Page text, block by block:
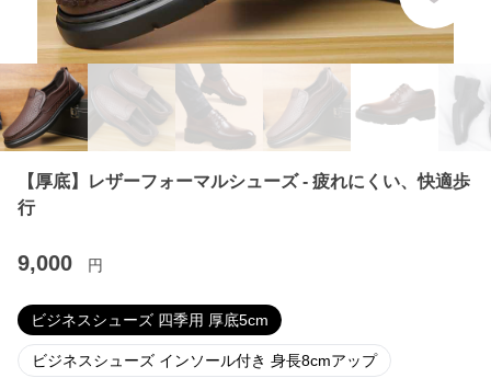
【厚底】レザーフォーマルシューズ - 疲れにくい、快適歩
行
9,000 円
ビジネスシューズ 四季用 厚底5cm
ビジネスシューズ インソール付き 身長8cmアップ